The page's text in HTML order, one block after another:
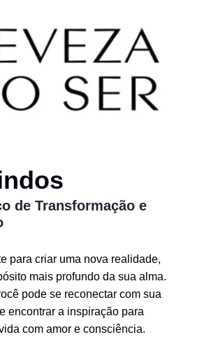
de Transformação e
para criar uma nova realidade,
mais profundo da sua alma.
pode se reconectar com sua
encontrar a inspiração para
com amor e consciência.